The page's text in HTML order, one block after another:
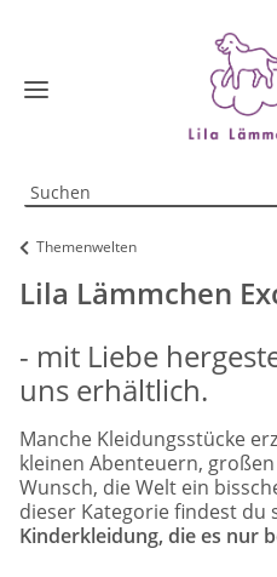
Themenwelten
Lila Lämmchen
- mit Liebe
uns erhältlich.
Manche Kleidungsstücke
kleinen Abenteuern,
Wunsch, die Welt ein
dieser Kategorie findest du
Kinderkleidung, die es nur